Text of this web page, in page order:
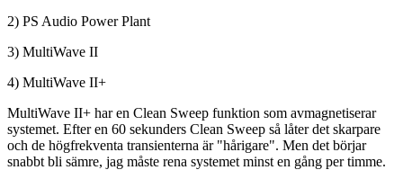
2) PS Audio Power Plant
3) MultiWave II
4) MultiWave II+
MultiWave II+ har en Clean Sweep funktion som avmagnetiserar
systemet. Efter en 60 sekunders Clean Sweep så låter det skarpare
och de högfrekventa transienterna är "hårigare". Men det börjar
snabbt bli sämre, jag måste rena systemet minst en gång per timme.